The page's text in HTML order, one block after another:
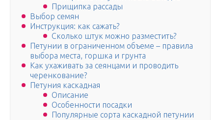
Прищипка рассады
Выбор семян
Инструкция: как сажать?
Сколько штук можно разместить?
Петунии в ограниченном объеме – правила
выбора места, горшка и грунта
Как ухаживать за сеянцами и проводить
черенкование?
Петуния каскадная
Описание
Особенности посадки
Популярные сорта каскадной петунии